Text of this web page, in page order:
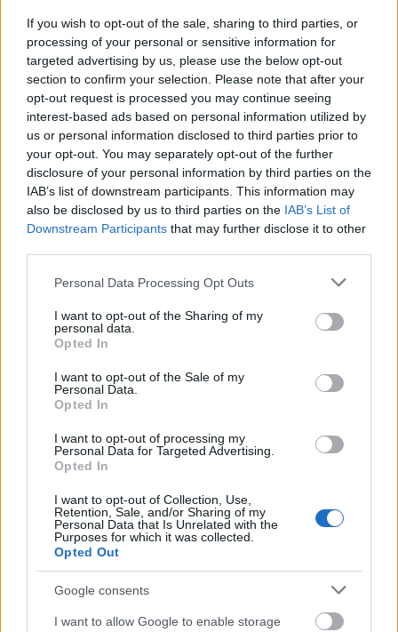
If you wish to opt-out of the sale, sharing to third parties, or
processing of your personal or sensitive information for
targeted advertising by us, please use the below opt-out
section to confirm your selection. Please note that after your
opt-out request is processed you may continue seeing
interest-based ads based on personal information utilized by
us or personal information disclosed to third parties prior to
your opt-out. You may separately opt-out of the further
disclosure of your personal information by third parties on the
IAB’s list of downstream participants. This information may
also be disclosed by us to third parties on the IAB’s List of
Downstream Participants that may further disclose it to other
Please note that this website/app uses one or more Google
not limited to your visit or usage behaviour. You may click to
grant or deny consent to Google and its third-party tags to
use your data for below specified purposes in below Google
consent section.
Personal Data Processing Opt Outs
I want to opt-out of the Sharing of my
personal data.
Opted In
I want to opt-out of the Sale of my
Personal Data.
Opted In
I want to opt-out of processing my
Personal Data for Targeted Advertising.
Opted In
I want to opt-out of Collection, Use,
Retention, Sale, and/or Sharing of my
Personal Data that Is Unrelated with the
Purposes for which it was collected.
Opted Out
Google consents
I want to allow Google to enable storage
Hogyan hatott a háború arra, hogy milyen zenét
játszol a koncertjeiden?
Miután elhatároztuk, hogy belevágunk a
#playforUkraine jótékonysági turnéba Európában,
hogy támogassuk az országunkat, azon
gondolkodtam, hogyan kellene kinézniük a
koncerteknek. Lírai dalokat kéne játszanom? Csak
semmi táncolás, ne legyenek grúvos zenék? Aztán
rájöttem, hogy az előadásnak bulisnak is kell lennie.
Az ukrán emberek zeneterápiaként is látogatják a
koncertjeimet, ahol kiengedhetik az érzelmeiket és
még jobban átélhetik a közös ukrán szellemiséget.
Ezért több verset is bevettem a dalok közé, amelyek
Ukrajnáról szólnak. A hangulat és az én előadásom
is megváltozott a háborús kontextus miatt. Más
célok lebegnek a szemem előtt, miközben színpadon
állok, hiszen ilyenkor az ember közvetít egy üzenetet,
felmutatja az ukrán identitást, és felhívja a figyelmet
azokra a bűnökre és terrorcselekményekre,
amelyeket Oroszország követ el Ukrajnában. Ezek új
és fontos pillanatok a koncerteken.
Dilemmáztál, hogy játszd-e az orosz nyelvű